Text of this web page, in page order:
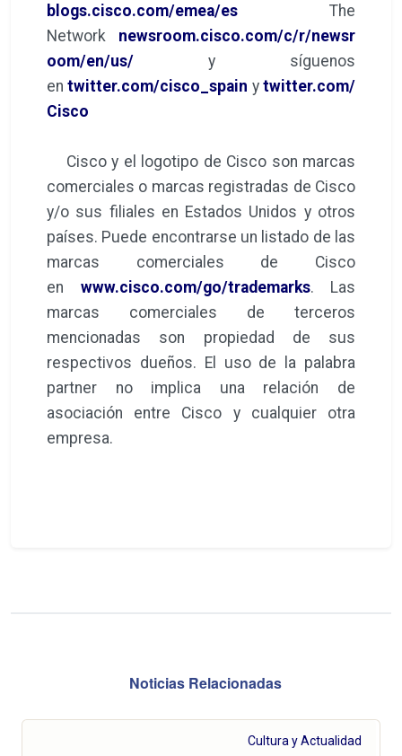
blogs.cisco.com/emea/es The
Network newsroom.cisco.com/c/r/newsr
oom/en/us/ y síguenos
entwitter.com/cisco_spain ytwitter.com/
Cisco
Cisco y el logotipo de Cisco son marcas
comerciales o marcas registradas de Cisco
y/o sus filiales en Estados Unidos y otros
países. Puede encontrarse un listado de las
marcas comerciales de Cisco
en www.cisco.com/go/trademarks. Las
marcas comerciales de terceros
mencionadas son propiedad de sus
respectivos dueños. El uso de la palabra
partner no implica una relación de
asociación entre Cisco y cualquier otra
empresa.
Noticias Relacionadas
Cultura y Actualidad